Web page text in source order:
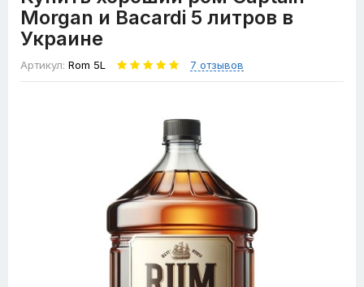
Morgan и Bacardi 5 литров в
Украине
Артикул: Rom 5L 7 отзывов